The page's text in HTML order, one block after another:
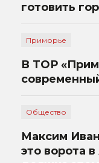
готовить
Приморье
В ТОР
Общество
Максим
это ворота